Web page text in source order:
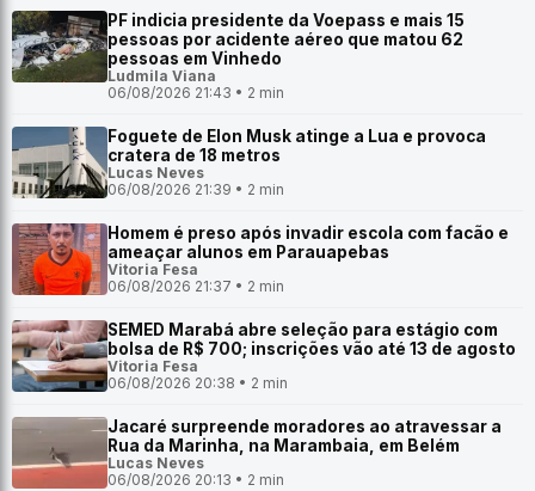
PF indicia presidente da Voepass e mais 15
pessoas por acidente aéreo que matou 62
pessoas em Vinhedo
Ludmila Viana
06/08/2026 21:43 • 2 min
Foguete de Elon Musk atinge a Lua e provoca
cratera de 18 metros
Lucas Neves
06/08/2026 21:39 • 2 min
Homem é preso após invadir escola com facão e
ameaçar alunos em Parauapebas
Vitoria Fesa
06/08/2026 21:37 • 2 min
SEMED Marabá abre seleção para estágio com
bolsa de R$ 700; inscrições vão até 13 de agosto
Vitoria Fesa
06/08/2026 20:38 • 2 min
Jacaré surpreende moradores ao atravessar a
Rua da Marinha, na Marambaia, em Belém
Lucas Neves
06/08/2026 20:13 • 2 min